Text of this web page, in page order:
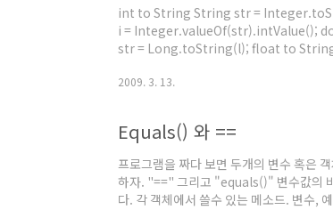
int to String String str =
i = Integer.valueOf(str).intValue();
str = Long.toString(l); float to
2009. 3. 13.
Equals() 와 ==
프로그램을 짜다 보면 두개의 변수 혹은
하자. "==" 그리고 "equals()" 변수값의
다. 각 객체에서 쓸수 있는 메소드. 변수,